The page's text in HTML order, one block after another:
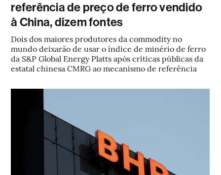
referência de preço de ferro vendido
à China, dizem fontes
Dois dos maiores produtores da commodity no
mundo deixarão de usar o índice de minério de ferro
da S&P Global Energy Platts após críticas públicas da
estatal chinesa CMRG ao mecanismo de referência